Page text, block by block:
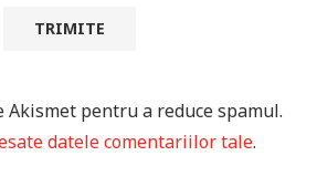
Akismet pentru a reduce spamul.
datele comentariilor tale.